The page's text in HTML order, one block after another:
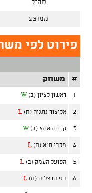
סה"כ
ממוצע
פירוט לפי
#
משחק
1 ראשון לציון (ב) W
2 אליצור נתניה (ח) L
3 קריית אתא (ב) W
4 מכבי ת"א (ח) L
5 הפועל העמק (ב) L
6 בני הרצליה (ח) L